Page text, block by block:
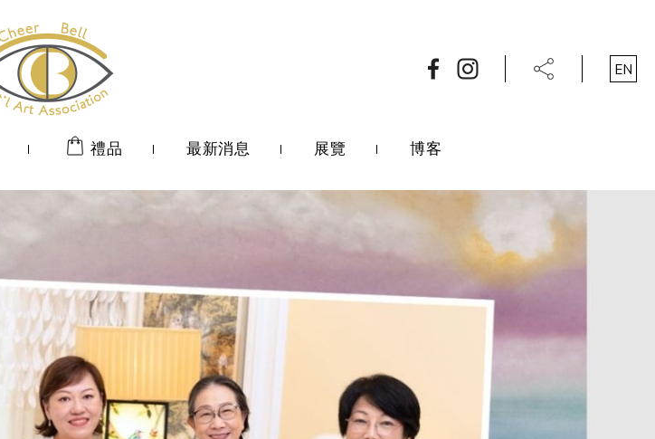
EN
禮品 最新消息 展覽 博客